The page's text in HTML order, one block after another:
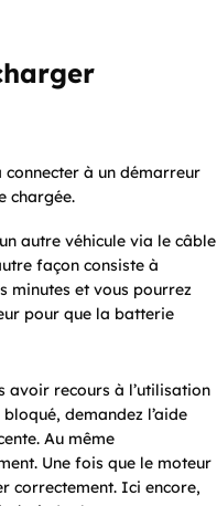
à un démarreur
chargée.
autre véhicule via le câble
façon consiste à
minutes et vous pourrez
pour que la batterie
avoir recours à l’utilisation
demandez l’aide
Au même
Une fois que le moteur
correctement. Ici encore,